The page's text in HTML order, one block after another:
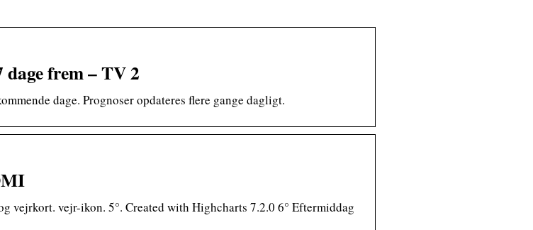
frem – TV 2
dage. Prognoser opdateres flere gange dagligt.
vejrkort. vejr-ikon. 5°. Created with Highcharts 7.2.0 6° Eftermiddag